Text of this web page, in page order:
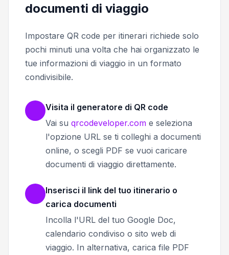
documenti di viaggio
Impostare QR code per itinerari richiede solo
pochi minuti una volta che hai organizzato le
tue informazioni di viaggio in un formato
condivisibile.
Visita il generatore di QR code
Vai su qrcodeveloper.com e seleziona
l'opzione URL se ti colleghi a documenti
online, o scegli PDF se vuoi caricare
documenti di viaggio direttamente.
Inserisci il link del tuo itinerario o
carica documenti
Incolla l'URL del tuo Google Doc,
calendario condiviso o sito web di
viaggio. In alternativa, carica file PDF